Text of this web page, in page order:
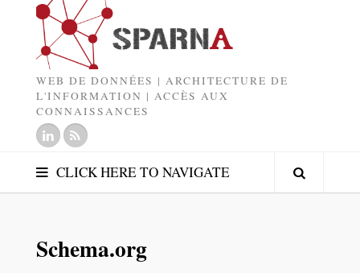
WEB DE DONNÉES | ARCHITECTURE DE
L'INFORMATION | ACCÈS AUX
CONNAISSANCES
CLICK HERE TO NAVIGATE
Schema.org